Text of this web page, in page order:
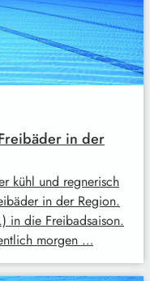
in der
kühl und regnerisch
in der Region.
in die Freibadsaison.
morgen …